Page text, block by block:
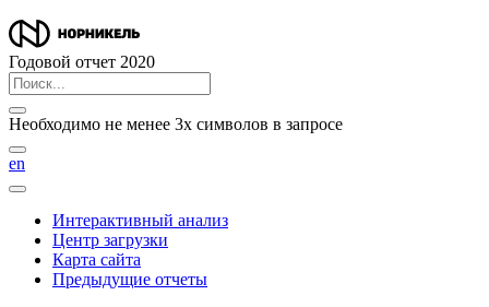
Годовой отчет 2020
Необходимо не менее 3х символов в запросе
en
Интерактивный анализ
Центр загрузки
Карта сайта
Предыдущие отчеты